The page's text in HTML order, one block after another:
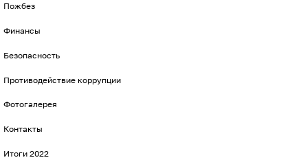
Пожбез
Финансы
Безопасность
Противодействие коррупции
Фотогалерея
Контакты
Итоги 2022